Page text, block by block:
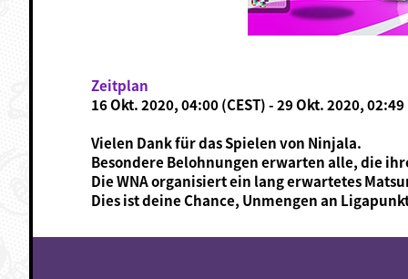
Zeitplan
16 Okt. 2020, 04:00 (CEST) - 29 Okt. 2020, 02:49
Vielen Dank für das Spielen von Ninjala.
Besondere Belohnungen erwarten alle, die
Die WNA organisiert ein lang erwartetes
Dies ist deine Chance, Unmengen an